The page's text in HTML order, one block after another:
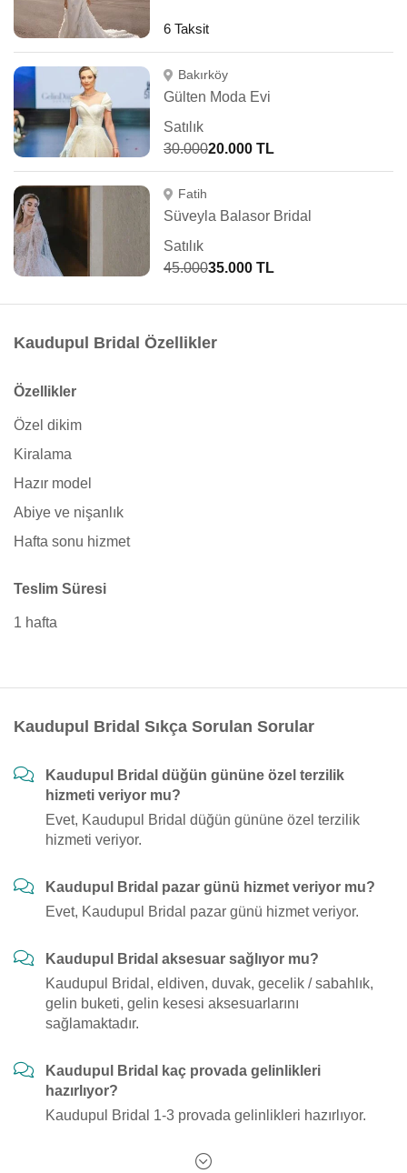
6 Taksit
Bakırköy
Gülten Moda Evi
Satılık
30.00020.000 TL
Fatih
Süveyla Balasor Bridal
Satılık
45.00035.000 TL
Kaudupul Bridal Özellikler
Özellikler
Özel dikim
Kiralama
Hazır model
Abiye ve nişanlık
Hafta sonu hizmet
Teslim Süresi
1 hafta
Kaudupul Bridal Sıkça Sorulan Sorular
Kaudupul Bridal düğün gününe özel terzilik
hizmeti veriyor mu?
Evet, Kaudupul Bridal düğün gününe özel terzilik
hizmeti veriyor.
Kaudupul Bridal pazar günü hizmet veriyor mu?
Evet, Kaudupul Bridal pazar günü hizmet veriyor.
Kaudupul Bridal aksesuar sağlıyor mu?
Kaudupul Bridal, eldiven, duvak, gecelik / sabahlık,
gelin buketi, gelin kesesi aksesuarlarını
sağlamaktadır.
Kaudupul Bridal kaç provada gelinlikleri
hazırlıyor?
Kaudupul Bridal 1-3 provada gelinlikleri hazırlıyor.